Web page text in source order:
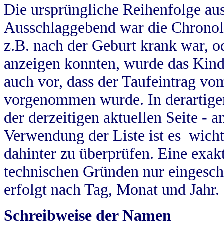
Die ursprüngliche Reihenfolge
Ausschlaggebend war die
z.B. nach der Geburt krank war,
anzeigen konnten, wurde das
auch vor, dass der Taufeintrag
vorgenommen wurde. In
der derzeitigen aktuellen Seite -
Verwendung der Liste ist es
dahinter zu überprüfen. Eine
technischen Gründen nur
erfolgt nach Tag, Monat und Jahr.
Schreibweise der Namen